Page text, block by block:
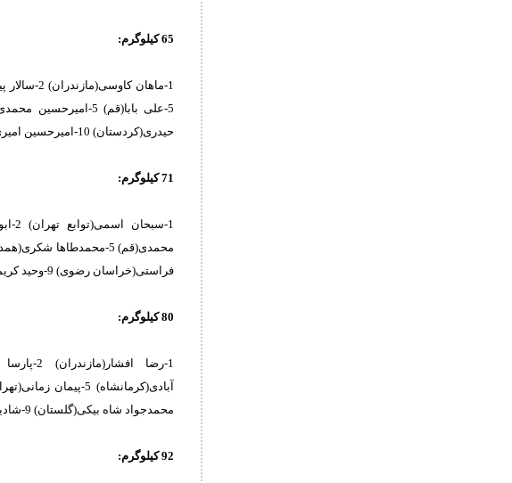
65 کیلوگرم:
حیدری(کردستان) 10-امیرحسین امیری(کرمانشاه)
71 کیلوگرم:
فراستی(خراسان رضوی) 9-وحید کریمی(البرز) 10-ارشیا علیائی(آذربایجان غربی)
80 کیلوگرم:
محمدجواد شاه بیکی(گلستان) 9-شادیان مرادی(مرکزی) 10-اردوان سلطانی(کردستان)
92 کیلوگرم: